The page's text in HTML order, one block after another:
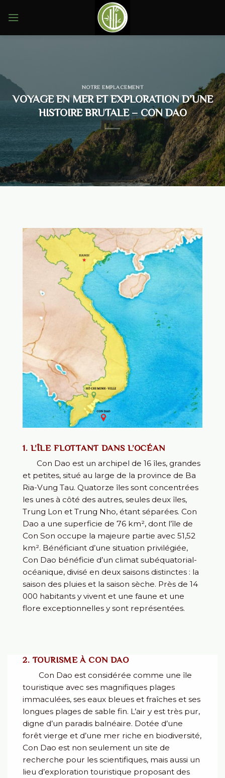
NOTRE EMPLACEMENT
VOYAGE EN MER ET EXPLORATION D’UNE
HISTOIRE BRUTALE – CON DAO
1. L’ÎLE FLOTTANT DANS L’OCÉAN
Con Dao est un archipel de 16 îles, grandes
et petites, situé au large de la province de Ba
Ria-Vung Tau. Quatorze îles sont concentrées
les unes à côté des autres, seules deux îles,
Trung Lon et Trung Nho, étant séparées. Con
Dao a une superficie de 76 km², dont l’île de
Con Son occupe la majeure partie avec 51,52
km². Bénéficiant d’une situation privilégiée,
Con Dao bénéficie d’un climat subéquatorial-
océanique, divisé en deux saisons distinctes : la
saison des pluies et la saison sèche. Près de 14
000 habitants y vivent et une faune et une
flore exceptionnelles y sont représentées.
2. TOURISME À CON DAO
Con Dao est considérée comme une île
touristique avec ses magnifiques plages
immaculées, ses eaux bleues et fraîches et ses
longues plages de sable fin. L’air y est très pur,
digne d’un paradis balnéaire. Dotée d’une
forêt vierge et d’une mer riche en biodiversité,
Con Dao est non seulement un site de
recherche pour les scientifiques, mais aussi un
lieu d’exploration touristique proposant des